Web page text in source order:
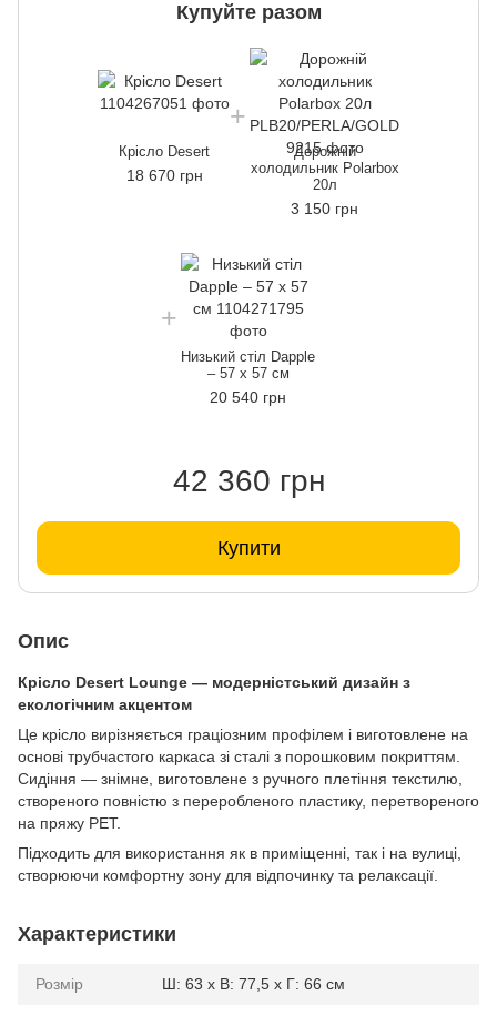
Купуйте разом
Крісло Desert
18 670 грн
Дорожній
холодильник Polarbox
20л
3 150 грн
Низький стіл Dapple
– 57 x 57 см
20 540 грн
42 360 грн
Купити
Опис
Крісло Desert Lounge — модерністський дизайн з
екологічним акцентом
Це крісло вирізняється граціозним профілем і виготовлене на
основі трубчастого каркаса зі сталі з порошковим покриттям.
Сидіння — знімне, виготовлене з ручного плетіння текстилю,
створеного повністю з переробленого пластику, перетвореного
на пряжу PET.
Підходить для використання як в приміщенні, так і на вулиці,
створюючи комфортну зону для відпочинку та релаксації.
Характеристики
Розмір Ш: 63 x В: 77,5 x Г: 66 см